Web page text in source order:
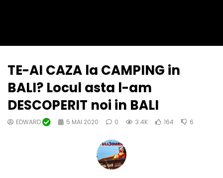
TE-AI CAZA la CAMPING in
BALI? Locul asta l-am
DESCOPERIT noi in BALI
EDWARD 5 MAI 2020 0 3.4K 164 6